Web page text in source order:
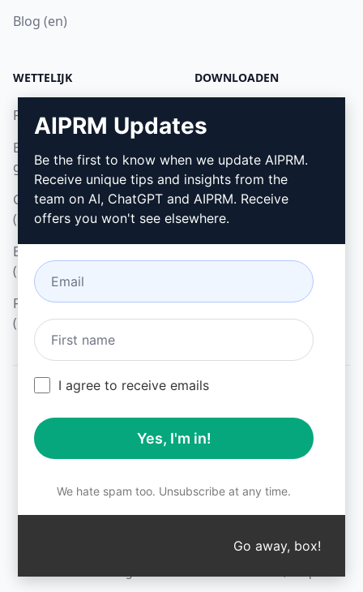
Blog (en)
WETTELIJK
Privacybeleid (en)
Beleid voor acceptabel
gebruik (en)
Gebruiksvoorwaarden
(en)
Browseruitbreidingsvoorwaarden
(en)
Factureringsvoorwaarden
(en)
DOWNLOADEN
Microsoft Edge (en)
All logos, trademarks, and registered trademarks are the
property of their respective owners.
AIPRM and other related brand names are registered
laws.
Unauthorized trademark use is prohibited, and may be a
violation of federal and state trademark laws. ↑
AIPRM Updates
Be the first to know when we update AIPRM.
Receive unique tips and insights from the
team on AI, ChatGPT and AIPRM. Receive
offers you won't see elsewhere.
I agree to receive emails
Yes, I'm in!
We hate spam too. Unsubscribe at any time.
Go away, box!